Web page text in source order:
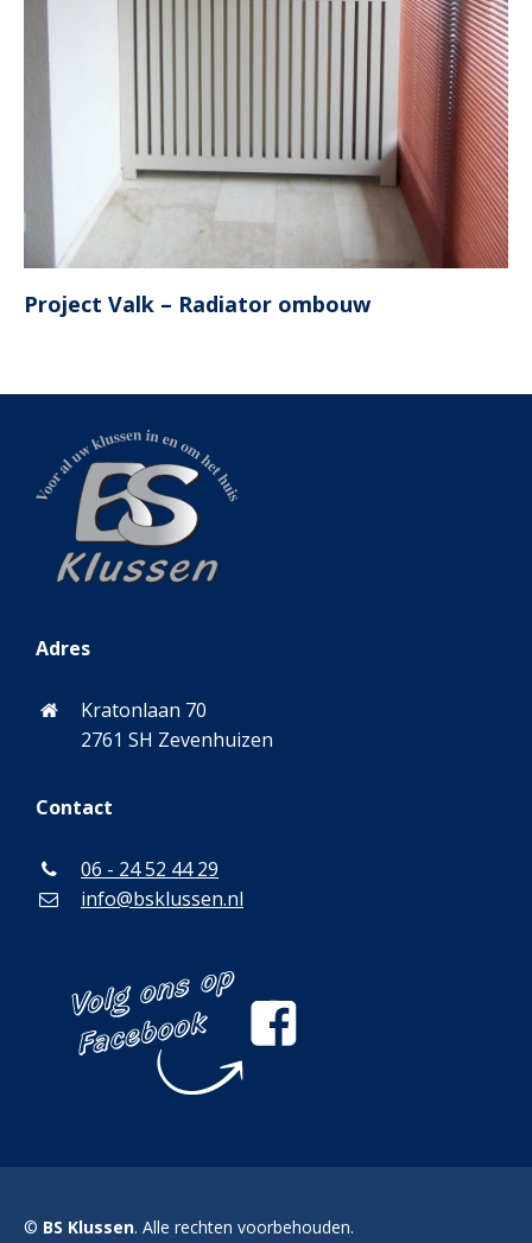
Project Valk – Radiator ombouw
Adres
Kratonlaan 70
2761 SH Zevenhuizen
Contact
06 - 24 52 44 29
info@bsklussen.nl
© BS Klussen. Alle rechten voorbehouden.